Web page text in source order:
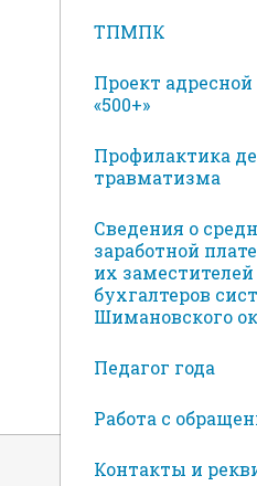
ТПМПК
Проект
«500+»
Профилактика
травматизма
Сведения о
заработной
их
бухгалтеров
Шимановского
Педагог года
Работа с
Контакты и